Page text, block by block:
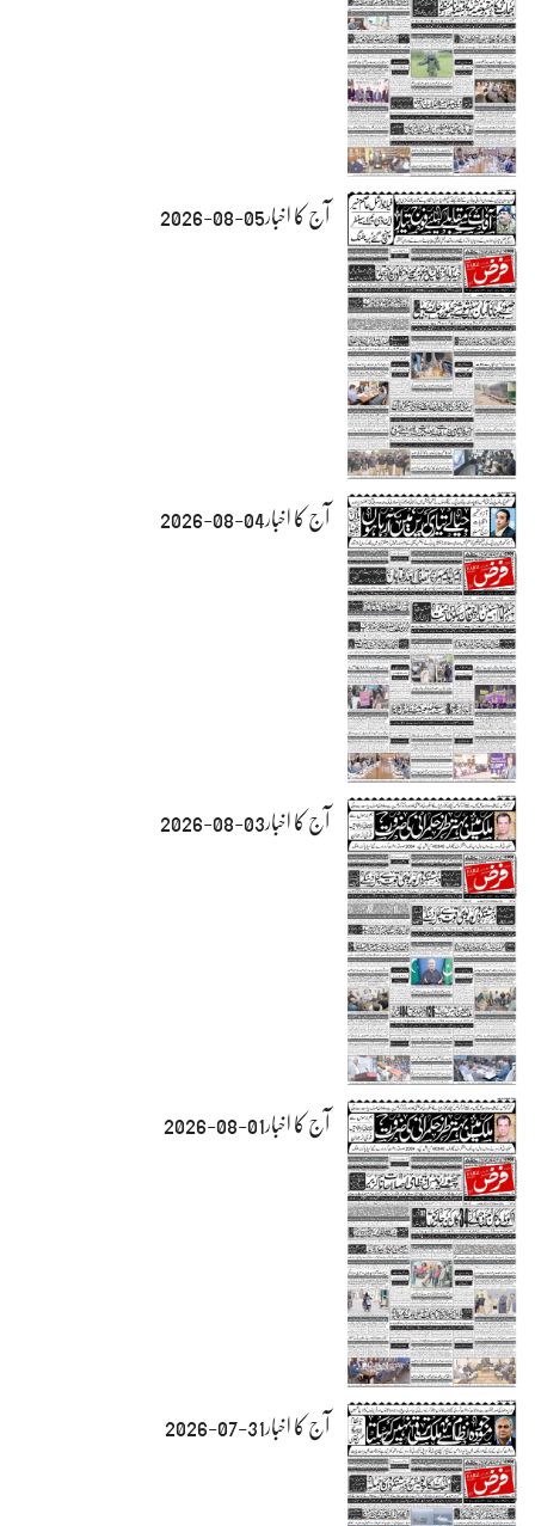
آج کا اخبار05-08-2026
آج کا اخبار04-08-2026
آج کا اخبار03-08-2026
آج کا اخبار01-08-2026
آج کا اخبار31-07-2026